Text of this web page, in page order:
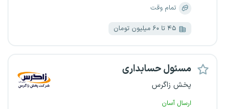
تمام وقت
۴۵ تا ۶۰ میلیون تومان
مسئول حسابداری
پخش زاگرس
ارسال آسان